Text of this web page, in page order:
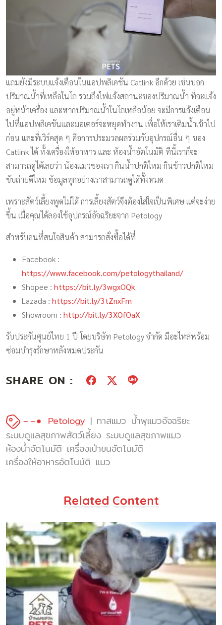
แถมยังมีระบบแจ้งเตือนในแอปพลิเคชัน Catlink อีกด้วย เช่นบอก
ปริมาณน้ำที่เหลือในโถ รวมถึงไฟแจ้งสถานะของปริมาณน้ำ ที่จะแจ้ง
อยู่หน้าเครื่อง และหากปริมาณน้ำในโถเหลือน้อย จะมีการแจ้งเตือน
ไปที่แอปพลิเคชันและมอเตอร์จะหยุดทำงาน เพื่อให้เราเติมน้ำเข้าไป
ก่อน และที่เวิร์คสุด ๆ คือการประมวลผลร่วมกับอุปกรณ์อื่น ๆ ของ
Catlink ได้ ทั้งเครื่องให้อาหาร และ ห้องน้ำอัตโนมัติ ทีนี้เราก็จะ
สามารถดูได้เลยว่า น้องแมวของเรา กินน้ำปกติไหม กินข้าวปกติไหม
ขับถ่ายดีไหม ข้อมูลทุกอย่างเราสามารถดูได้ทั้งหมด
เพราะสัตว์เลี้ยงพูดไม่ได้ การเลี้ยงสัตว์จึงต้องใส่ใจเป็นพิเศษ แต่จะง่าย
ขึ้น เมื่อคุณได้ลองใช้อุปกรณ์อัจฉริยะจาก Petology
สำหรับคนที่สนใจสินค้า สามารถสั่งซื้อได้ที่
Facebook :
https://www.facebook.com/petologythailand/
Shopee : https://bit.ly/3wgxOQk
Lazada : https://bit.ly/3tZnxFm
Showroom : http://bit.ly/3XOfOaX
รับประกันศูนย์ไทย 1 ปี โดยบริษัท Petology จำกัด มีอะไหล่พร้อม
ซ่อมบำรุงรักษาหลังหมดประกัน
SHARE ON :
Petology ทาสแมว น้ำพุแมวอัจฉริยะ
ระบบดูแลสุขภาพสัตว์เลี้ยง ระบบดูแลสุขภาพแมว
ห้องน้ำอัตโนมัติ เครื่องเป่าขนอัตโนมัติ
เครื่องให้อาหารอัตโนมัติ แมว
Related Content